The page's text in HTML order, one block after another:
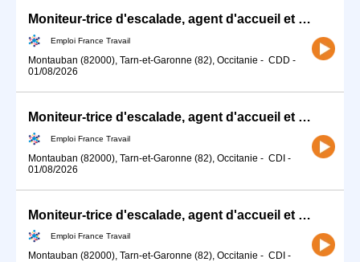
Moniteur-trice d'escalade, agent d'accueil et ouvreur-se, (H/F)
Emploi France Travail
Montauban (82000), Tarn-et-Garonne (82), Occitanie - CDD -
01/08/2026
Moniteur-trice d'escalade, agent d'accueil et ouvreur-se, (H/F)
Emploi France Travail
Montauban (82000), Tarn-et-Garonne (82), Occitanie - CDI -
01/08/2026
Moniteur-trice d'escalade, agent d'accueil et ouvreur-se, (H/F)
Emploi France Travail
Montauban (82000), Tarn-et-Garonne (82), Occitanie - CDI -